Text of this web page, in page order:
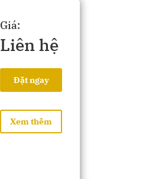
Giá:
Liên hệ
Đặt ngay
Xem thêm